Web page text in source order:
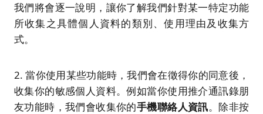
我們將會逐一說明，讓你了解我們針對某一特定功能
所收集之具體個人資料的類別、使用理由及收集方
式。
2. 當你使用某些功能時，我們會在徵得你的同意後，
收集你的敏感個人資料。例如當你使用推介通訊錄朋
友功能時，我們會收集你的手機聯絡人資訊。除非按